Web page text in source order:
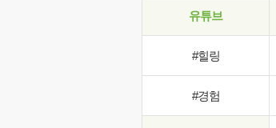
유튜브
#힐링
#경험